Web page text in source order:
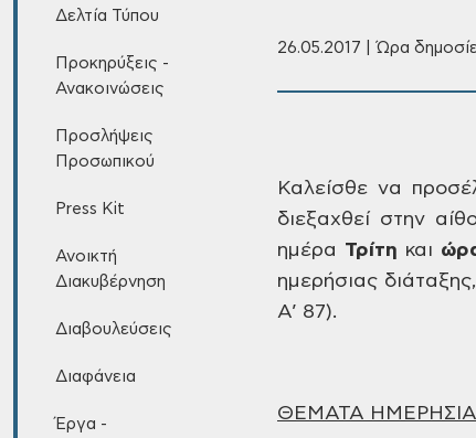
Δελτία Τύπου
Προκηρύξεις -
Ανακοινώσεις
Προσλήψεις
Προσωπικού
Press Kit
Ανοικτή
Διακυβέρνηση
Διαβουλεύσεις
Διαφάνεια
Έργα -
26.05.2017 | Ώρα
Καλείσθε να
διεξαχθεί στην
ημέρα Τρίτη και
ημερήσιας διάταξης,
Α’ 87).
ΘΕΜΑΤΑ